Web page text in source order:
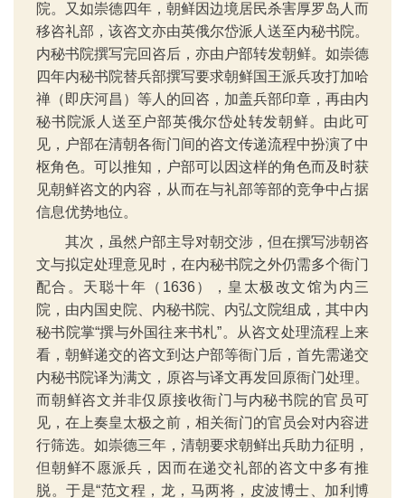
院。又如崇德四年，朝鲜因边境居民杀害厚罗岛人而
移咨礼部，该咨文亦由英俄尔岱派人送至内秘书院。
内秘书院撰写完回咨后，亦由户部转发朝鲜。如崇德
四年内秘书院替兵部撰写要求朝鲜国王派兵攻打加哈
禅（即庆河昌）等人的回咨，加盖兵部印章，再由内
秘书院派人送至户部英俄尔岱处转发朝鲜。由此可
见，户部在清朝各衙门间的咨文传递流程中扮演了中
枢角色。可以推知，户部可以因这样的角色而及时获
见朝鲜咨文的内容，从而在与礼部等部的竞争中占据
信息优势地位。
其次，虽然户部主导对朝交涉，但在撰写涉朝咨
文与拟定处理意见时，在内秘书院之外仍需多个衙门
配合。天聪十年（1636），皇太极改文馆为内三
院，由内国史院、内秘书院、内弘文院组成，其中内
秘书院掌“撰与外国往来书札”。从咨文处理流程上来
看，朝鲜递交的咨文到达户部等衙门后，首先需递交
内秘书院译为满文，原咨与译文再发回原衙门处理。
而朝鲜咨文并非仅原接收衙门与内秘书院的官员可
见，在上奏皇太极之前，相关衙门的官员会对内容进
行筛选。如崇德三年，清朝要求朝鲜出兵助力征明，
但朝鲜不愿派兵，因而在递交礼部的咨文中多有推
脱。于是“范文程，龙，马两将，皮波博士、加利博